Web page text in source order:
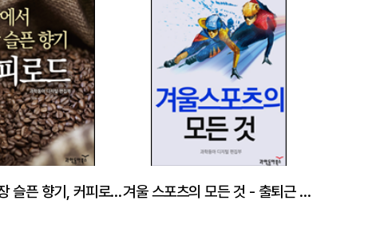
세상에서 가장 슬픈 향기, 커피로드 - 출퇴근 한뼘지식 시리즈 by 과학동아43 겨울 스포츠의 모든 것 - 출퇴근 한뼘지식 시리즈 by 과학동아 120